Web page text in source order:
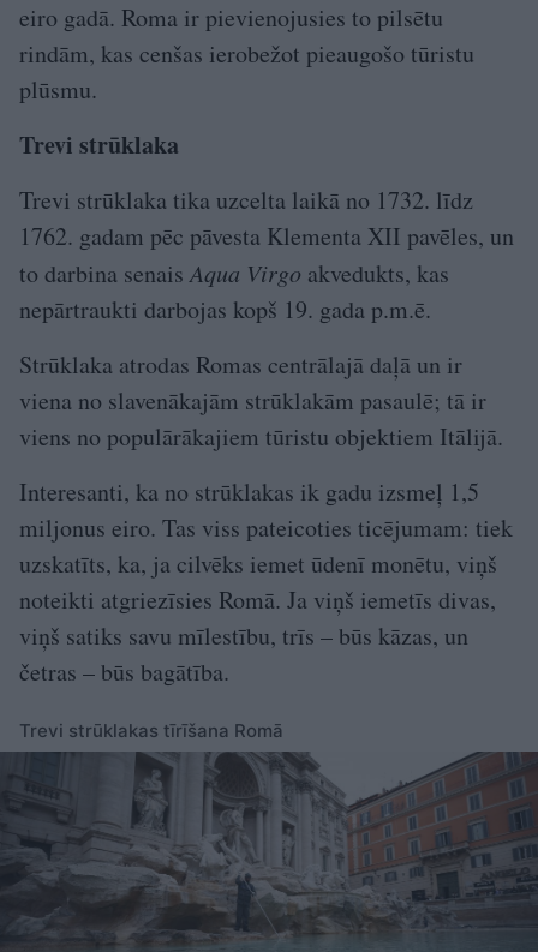
eiro gadā. Roma ir pievienojusies to pilsētu
rindām, kas cenšas ierobežot pieaugošo tūristu
plūsmu.
Trevi strūklaka
Trevi strūklaka tika uzcelta laikā no 1732. līdz
1762. gadam pēc pāvesta Klementa XII pavēles, un
to darbina senaisAqua Virgo akvedukts, kas
nepārtraukti darbojas kopš 19. gada p.m.ē.
Strūklaka atrodas Romas centrālajā daļā un ir
viena no slavenākajām strūklakām pasaulē; tā ir
viens no populārākajiem tūristu objektiem Itālijā.
Interesanti, ka no strūklakas ik gadu izsmeļ 1,5
miljonus eiro. Tas viss pateicoties ticējumam: tiek
uzskatīts, ka, ja cilvēks iemet ūdenī monētu, viņš
noteikti atgriezīsies Romā. Ja viņš iemetīs divas,
viņš satiks savu mīlestību, trīs – būs kāzas, un
četras – būs bagātība.
Trevi strūklakas tīrīšana Romā